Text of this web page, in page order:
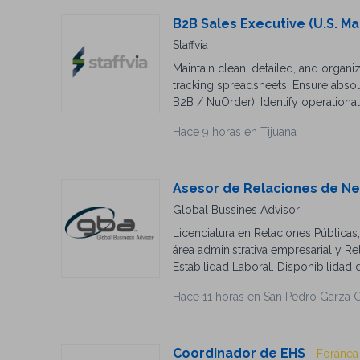
B2B Sales Executive (U.S.
Staffvia
Maintain clean, detailed, and
tracking spreadsheets. Ensure
B2B / NuOrder). Identify
corporate Inside Sales.
offering a solution. Exceptional
structured CRM data. Assertive
wholesale platforms. Schedule:
office presence: Tuesdays &
tradeshows and sales meetings per
Hace 9 horas en Tijuana
Asesor de Relaciones de
Global Bussines Advisor
Licenciatura en Relaciones
área administrativa empresarial y
Estabilidad Laboral. Disponibilidad
propio. Comunicación fluida. Pro
Hace 11 horas en San Pedro Garza
Coordinador de EHS - Foránea